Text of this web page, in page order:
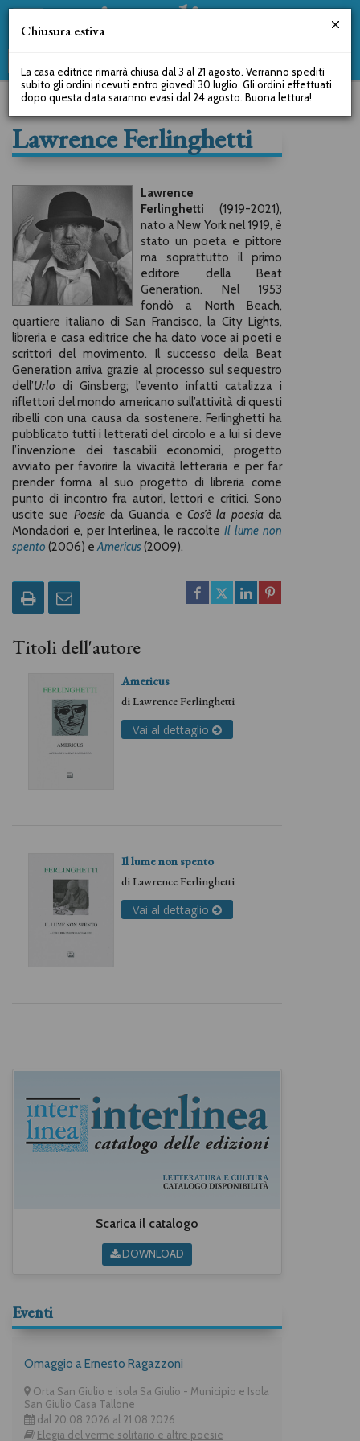
Lawrence Ferlinghetti
Lawrence
Ferlinghetti (1919-2021),
nato a New York nel 1919, è
stato un poeta e pittore
ma soprattutto il primo
editore della Beat
Generation. Nel 1953
fondò a North Beach,
quartiere italiano di San Francisco, la City Lights,
libreria e casa editrice che ha dato voce ai poeti e
scrittori del movimento. Il successo della Beat
Generation arriva grazie al processo sul sequestro
dell’Urlo di Ginsberg; l’evento infatti catalizza i
riflettori del mondo americano sull’attività di questi
ribelli con una causa da sostenere. Ferlinghetti ha
pubblicato tutti i letterati del circolo e a lui si deve
l’invenzione dei tascabili economici, progetto
avviato per favorire la vivacità letteraria e per far
prender forma al suo progetto di libreria come
punto di incontro fra autori, lettori e critici. Sono
uscite sue Poesieda Guanda eCos’è la poesiada
Mondadori e, per Interlinea, le raccolte Il lume non
spento (2006) eAmericus(2009).
Titoli dell'autore
Americus
diLawrence Ferlinghetti
Vai al dettaglio
Il lume non spento
diLawrence Ferlinghetti
Vai al dettaglio
Scarica il catalogo
DOWNLOAD
Eventi
Omaggio a Ernesto Ragazzoni
Orta San Giulio e isola Sa Giulio - Municipio e Isola
San Giulio Casa Tallone
dal 20.08.2026 al 21.08.2026
Elegia del verme solitario e altre poesie
Chiusura estiva
La casa editrice rimarrà chiusa dal 3 al 21 agosto. Verranno spediti
subito gli ordini ricevuti entro giovedì 30 luglio. Gli ordini effettuati
dopo questa data saranno evasi dal 24 agosto. Buona lettura!